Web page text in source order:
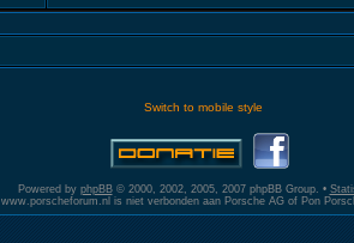
Switch to mobile style
Powered by phpBB© 2000, 2002, 2005, 2007 phpBB Group. •
www.porscheforum.nl is niet verbonden aan Porsche AG of Pon